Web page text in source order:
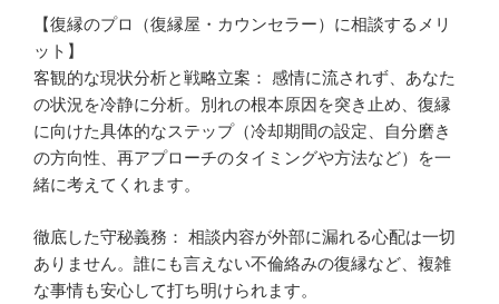
【復縁のプロ（復縁屋・カウンセラー）に相談するメリ
ット】
客観的な現状分析と戦略立案： 感情に流されず、あなた
の状況を冷静に分析。別れの根本原因を突き止め、復縁
に向けた具体的なステップ（冷却期間の設定、自分磨き
の方向性、再アプローチのタイミングや方法など）を一
緒に考えてくれます。
徹底した守秘義務： 相談内容が外部に漏れる心配は一切
ありません。誰にも言えない不倫絡みの復縁など、複雑
な事情も安心して打ち明けられます。